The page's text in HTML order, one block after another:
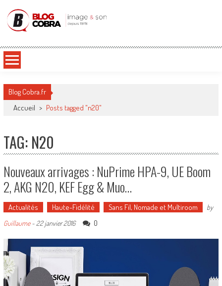
Blog Cobra
Blog Cobra.fr
Accueil > Posts tagged "n20"
TAG: N20
Nouveaux arrivages : NuPrime HPA-9, UE Boom
2, AKG N20, KEF Egg & Muo…
Actualités Haute-Fidélité Sans Fil, Nomade et Multiroom
by
Guillaume- 22 janvier 2016 0